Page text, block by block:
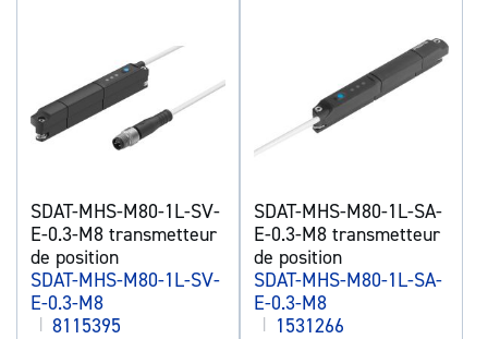
SDAT-MHS-M80-1L-SV-
E-0.3-M8 transmetteur
de position
SDAT-MHS-M80-1L-SV-
E-0.3-M8
| 8115395
SDAT-MHS-M80-1L-SA-
E-0.3-M8 transmetteur
de position
SDAT-MHS-M80-1L-SA-
E-0.3-M8
| 1531266